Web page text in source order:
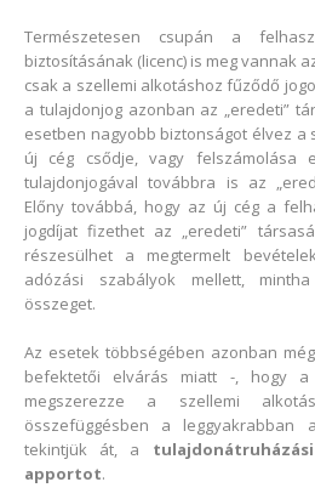
Természetesen csupán a
biztosításának (licenc) is meg vannak
csak a szellemi alkotáshoz fűződő
a tulajdonjog azonban az „eredeti”
esetben nagyobb biztonságot élvez a
új cég csődje, vagy felszámolása
tulajdonjogával továbbra is az
Előny továbbá, hogy az új cég a
jogdíjat fizethet az „eredeti”
részesülhet a megtermelt
adózási szabályok mellett,
összeget.
Az esetek többségében azonban
befektetői elvárás miatt -, hogy
megszerezze a szellemi
összefüggésben a leggyakrabban
tekintjük át, a tulajdonátruházási
apportot.